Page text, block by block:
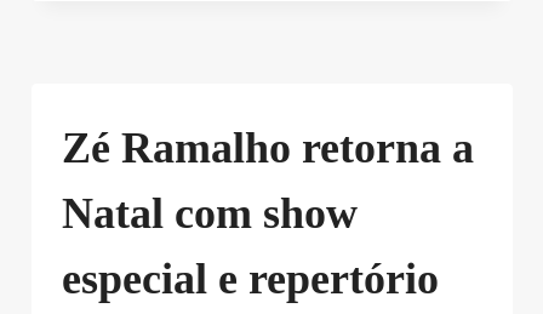
Zé Ramalho retorna a
Natal com show
especial e repertório